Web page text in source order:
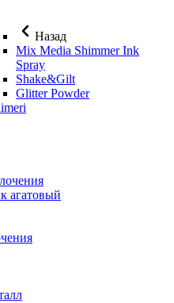
Назад
Mix Media Shimmer Ink
Spray
Shake&Gilt
Glitter Powder
агатовый